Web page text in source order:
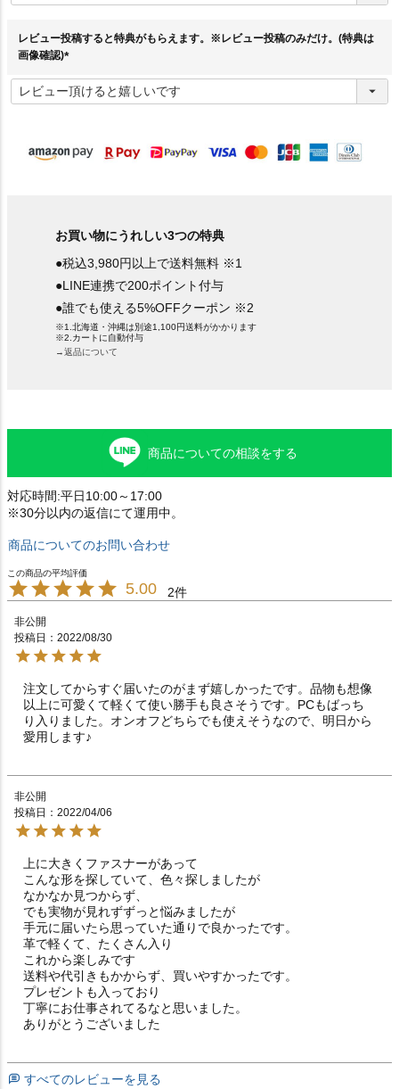
須
レビュー投稿すると特典がもらえます。※レビュー投稿のみだけ。(特典は
画像確認)
必
須
お買い物にうれしい3つの特典
●税込3,980円以上で送料無料 ※1
●LINE連携で200ポイント付与
●誰でも使える5%OFFクーポン ※2
※1.北海道・沖縄は別途1,100円送料がかかります
※2.カートに自動付与
→返品について
商品についての相談をする
対応時間:平日10:00～17:00
※30分以内の返信にて運用中。
商品についてのお問い合わせ
5.00 2
非公開
投稿日
2022/08/30
注文してからすぐ届いたのがまず嬉しかったです。品物も想像
以上に可愛くて軽くて使い勝手も良さそうです。PCもばっち
り入りました。オンオフどちらでも使えそうなので、明日から
愛用します♪
非公開
投稿日
2022/04/06
上に大きくファスナーがあって
こんな形を探していて、色々探しましたが
なかなか見つからず、
でも実物が見れずずっと悩みましたが
手元に届いたら思っていた通りで良かったです。
革で軽くて、たくさん入り
これから楽しみです
送料や代引きもかからず、買いやすかったです。
プレゼントも入っており
丁寧にお仕事されてるなと思いました。
ありがとうございました
すべてのレビューを見る